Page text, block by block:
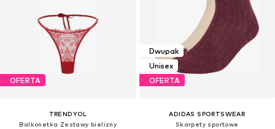
OFERTA
TRENDYOL
Balkonetka Zestawy bielizny
Dwupak
Unisex
OFERTA
ADIDAS SPORTSWEAR
Skarpety sportowe